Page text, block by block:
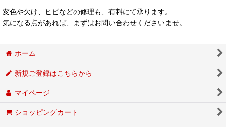
変色や欠け、ヒビなどの修理も、有料にて承ります。
気になる点があれば、まずはお問い合わせくださいませ。
ホーム
新規ご登録はこちらから
マイページ
ショッピングカート